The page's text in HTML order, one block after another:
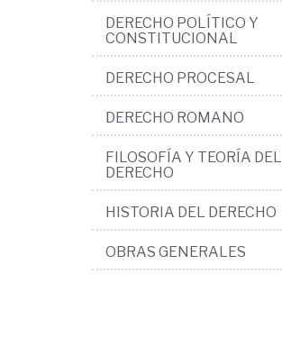
DERECHO POLÍTICO Y
CONSTITUCIONAL
DERECHO PROCESAL
DERECHO ROMANO
FILOSOFÍA Y TEORÍA DEL
DERECHO
HISTORIA DEL DERECHO
OBRAS GENERALES